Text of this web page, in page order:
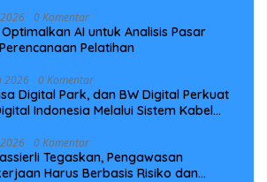
0 Komentar
AI untuk Analisis Pasar
Pelatihan
2026 0 Komentar
Digital Park, dan BW Digital Perkuat
Indonesia Melalui Sistem Kabel
0 Komentar
Tegaskan, Pengawasan
Harus Berbasis Risiko dan